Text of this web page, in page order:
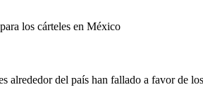
los cárteles en México
alrededor del país han fallado a favor de